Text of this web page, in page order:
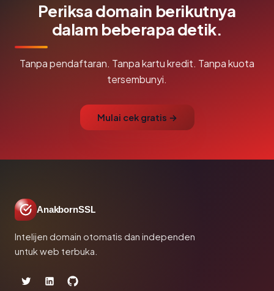
Periksa domain berikutnya
dalam beberapa detik.
Tanpa pendaftaran. Tanpa kartu kredit. Tanpa kuota
tersembunyi.
Mulai cek gratis →
AnakbornSSL
Intelijen domain otomatis dan independen
untuk web terbuka.